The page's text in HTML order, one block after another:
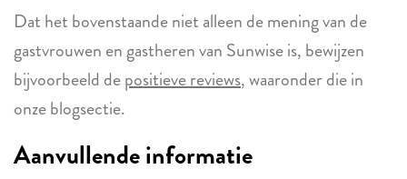
Dat het bovenstaande niet alleen de mening van de
gastvrouwen en gastheren van Sunwise is, bewijzen
bijvoorbeeld depositieve reviews, waaronder die in
onze blogsectie.
Aanvullende informatie